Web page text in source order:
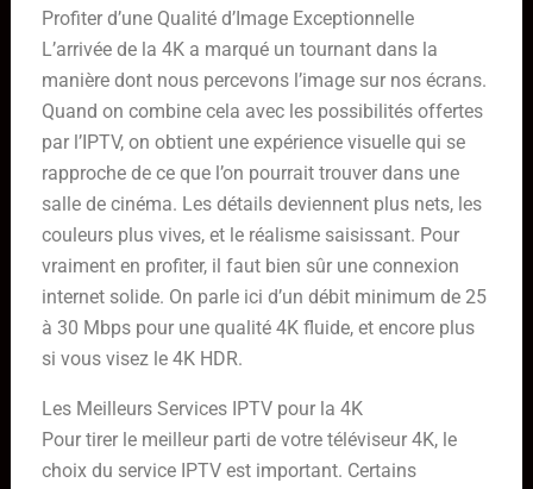
Profiter d’une Qualité d’Image Exceptionnelle
L’arrivée de la 4K a marqué un tournant dans la
manière dont nous percevons l’image sur nos écrans.
Quand on combine cela avec les possibilités offertes
par l’IPTV, on obtient une expérience visuelle qui se
rapproche de ce que l’on pourrait trouver dans une
salle de cinéma. Les détails deviennent plus nets, les
couleurs plus vives, et le réalisme saisissant. Pour
vraiment en profiter, il faut bien sûr une connexion
internet solide. On parle ici d’un débit minimum de 25
à 30 Mbps pour une qualité 4K fluide, et encore plus
si vous visez le 4K HDR.
Les Meilleurs Services IPTV pour la 4K
Pour tirer le meilleur parti de votre téléviseur 4K, le
choix du service IPTV est important. Certains